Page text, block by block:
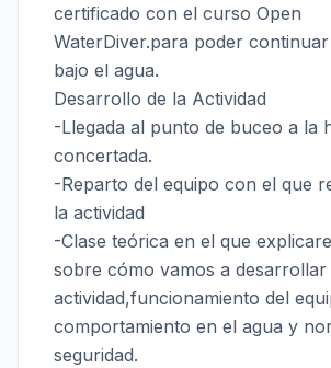
certificado con el curso Open
WaterDiver.para poder
bajo el agua.
Desarrollo de la Actividad
-Llegada al punto de buceo a la
concertada.
-Reparto del equipo con el que
la actividad
-Clase teórica en el que
sobre cómo vamos a desarrollar
actividad,funcionamiento del
comportamiento en el agua y
seguridad.